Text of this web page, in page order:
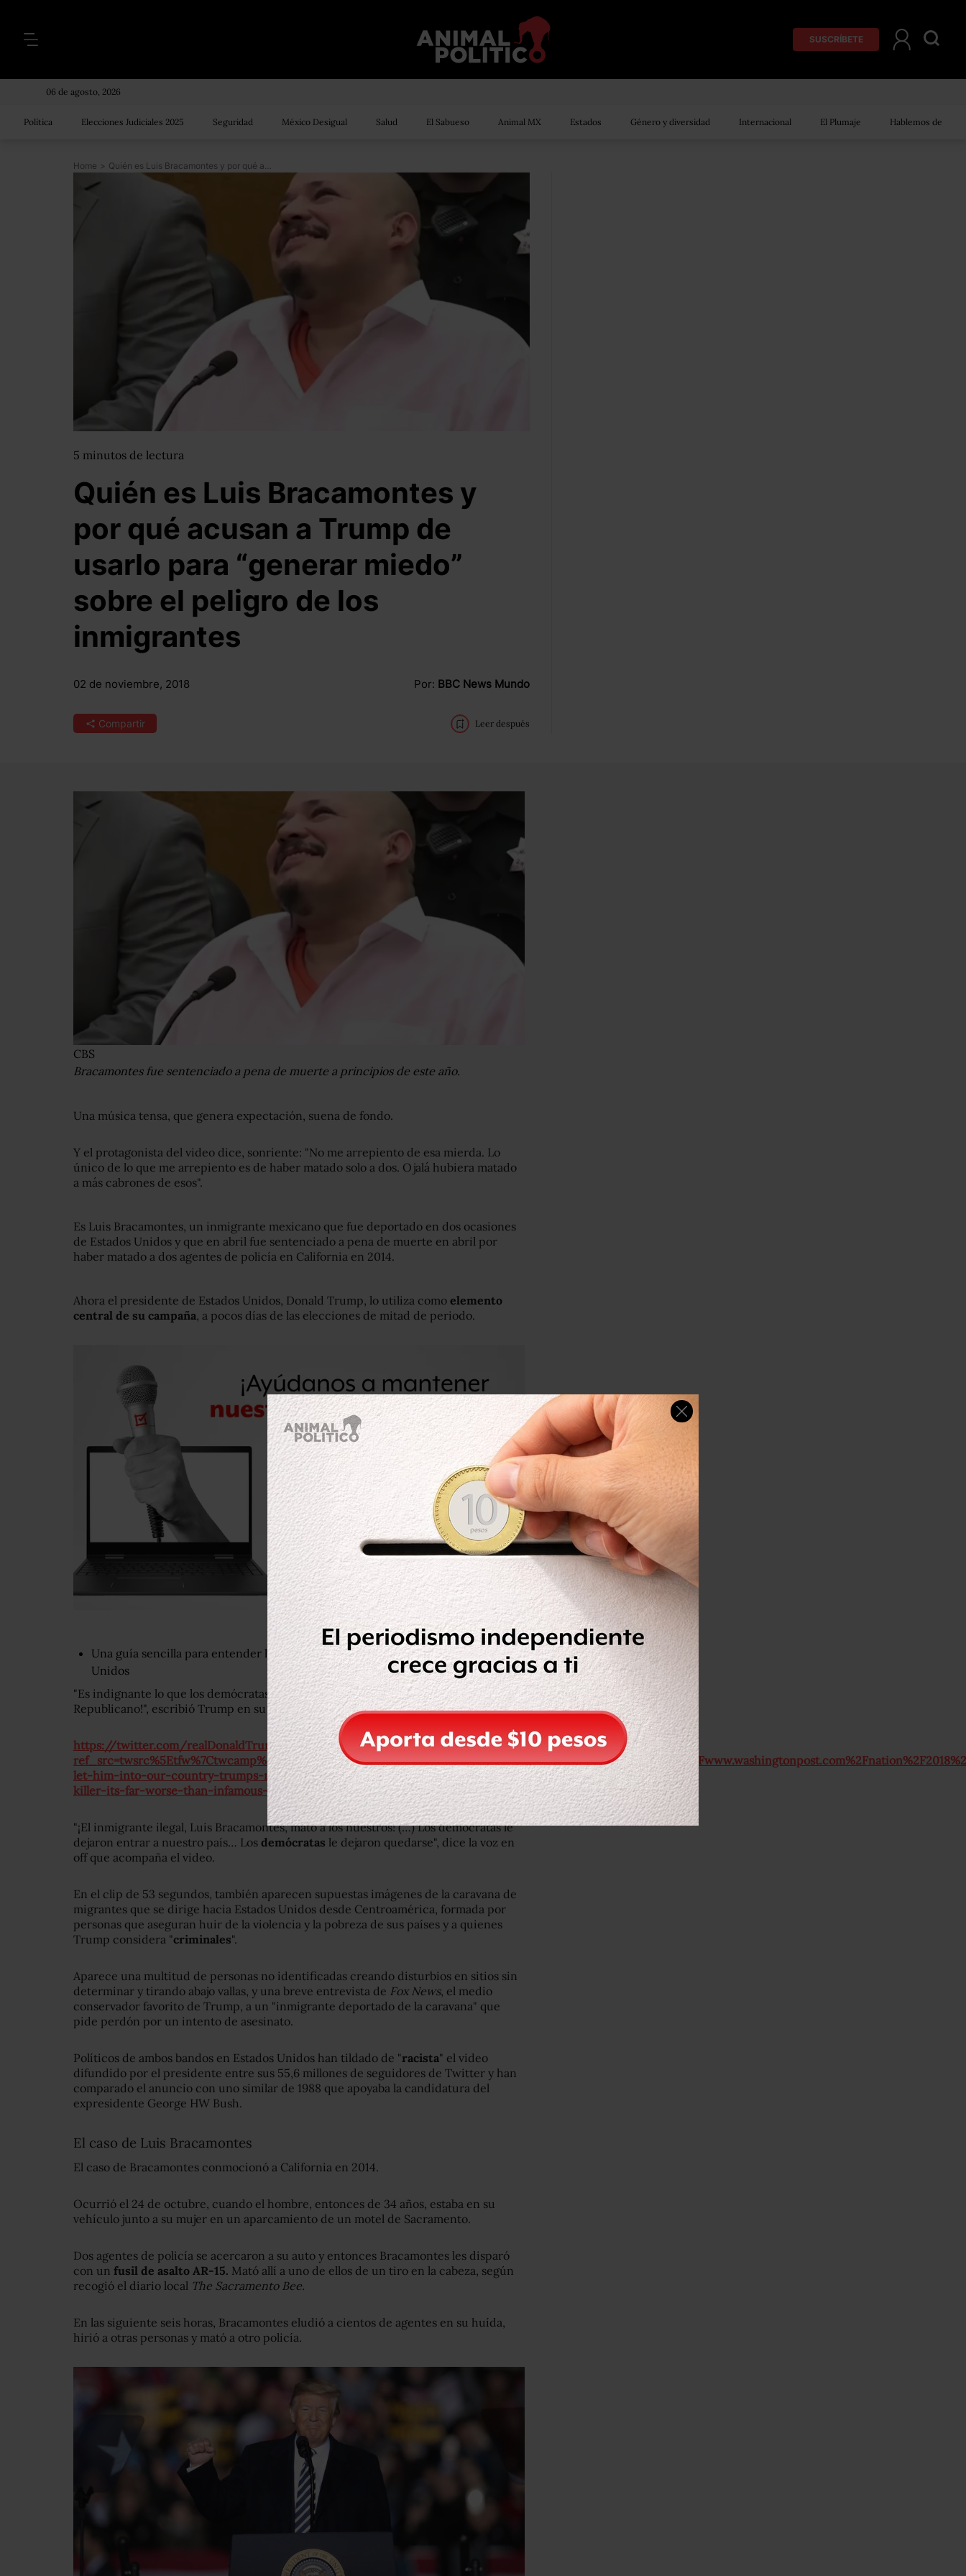
SUSCRÍBETE
06 de agosto, 2026
Política Elecciones Judiciales 2025 Seguridad México Desigual Salud El Sabueso Animal MX Estados Género y diversidad Internacional El Plumaje Hablemos de
Home > Quién es Luis Bracamontes y por qué acusan a Trump de usarlo para “generar miedo” sobre el peligro de los inmigrantes
5 minutos de lectura
Quién es Luis Bracamontes y
por qué acusan a Trump de
usarlo para “generar miedo”
sobre el peligro de los
inmigrantes
02 de noviembre, 2018 Por: BBC News Mundo
Compartir Leer después
CBS
Bracamontes fue sentenciado a pena de muerte a principios de este año.
Una música tensa, que genera expectación, suena de fondo.
Y el protagonista del video dice, sonriente: "No me arrepiento de esa mierda. Lo
único de lo que me arrepiento es de haber matado solo a dos. Ojalá hubiera matado
a más cabrones de esos".
Es Luis Bracamontes, un inmigrante mexicano que fue deportado en dos ocasiones
de Estados Unidos y que en abril fue sentenciado a pena de muerte en abril por
haber matado a dos agentes de policía en California en 2014.
Ahora el presidente de Estados Unidos, Donald Trump, lo utiliza como elemento
central de su campaña, a pocos días de las elecciones de mitad de periodo.
Una guía sencilla para entender las elecciones de mitad de período en Estados
Unidos
"Es indignante lo que los demócratas están haciendo a nuestro país. ¡Vota
Republicano!", escribió Trump en su Twitter, adjuntando el polémico video.
https://twitter.com/realDonaldTrump/status/1057728445386539008?
let-him-into-our-country-trumps-new-ad-links-opponents-illegal-immigrant-
killer-its-far-worse-than-infamous-willie-horton-ad-say-critics%2F
"¡El inmigrante ilegal, Luis Bracamontes, mató a los nuestros! (…) Los demócratas le
dejaron entrar a nuestro país… Los demócratas le dejaron quedarse", dice la voz en
off que acompaña el video.
En el clip de 53 segundos, también aparecen supuestas imágenes de la caravana de
migrantes que se dirige hacia Estados Unidos desde Centroamérica, formada por
personas que aseguran huir de la violencia y la pobreza de sus países y a quienes
Trump considera "criminales".
Aparece una multitud de personas no identificadas creando disturbios en sitios sin
determinar y tirando abajo vallas, y una breve entrevista de Fox News, el medio
conservador favorito de Trump, a un "inmigrante deportado de la caravana" que
pide perdón por un intento de asesinato.
Políticos de ambos bandos en Estados Unidos han tildado de "racista" el video
difundido por el presidente entre sus 55,6 millones de seguidores de Twitter y han
comparado el anuncio con uno similar de 1988 que apoyaba la candidatura del
expresidente George HW Bush.
El caso de Luis Bracamontes
El caso de Bracamontes conmocionó a California en 2014.
Ocurrió el 24 de octubre, cuando el hombre, entonces de 34 años, estaba en su
vehículo junto a su mujer en un aparcamiento de un motel de Sacramento.
Dos agentes de policía se acercaron a su auto y entonces Bracamontes les disparó
con un fusil de asalto AR-15. Mató allí a uno de ellos de un tiro en la cabeza, según
recogió el diario local The Sacramento Bee.
En las siguiente seis horas, Bracamontes eludió a cientos de agentes en su huída,
hirió a otras personas y mató a otro policía.